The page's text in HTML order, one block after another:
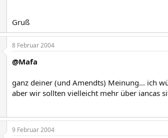
Gruß
8 Februar 2004
@Mafa
ganz deiner (und Amendts) Meinung... ich
aber wir sollten vielleicht mehr über iancas
9 Februar 2004